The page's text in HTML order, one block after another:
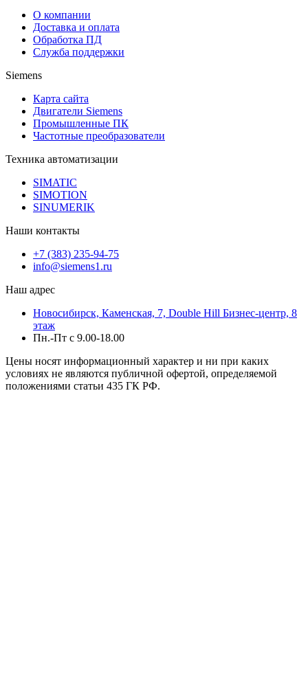
О компании
Доставка и оплата
Обработка ПД
Служба поддержки
Siemens
Карта сайта
Двигатели Siemens
Промышленные ПК
Частотные преобразователи
Техника автоматизации
SIMATIC
SIMOTION
SINUMERIK
Наши контакты
+7 (383) 235-94-75
info@siemens1.ru
Наш адрес
Новосибирск, Каменская, 7, Double Hill ​Бизнес-центр, 8
этаж
Пн.-Пт с 9.00-18.00
Цены носят информационный характер и ни при каких
условиях не являются публичной офертой, определяемой
положениями статьи 435 ГК РФ.